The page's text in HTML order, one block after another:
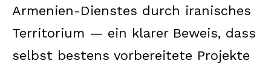
Armenien-Dienstes durch iranisches
Territorium — ein klarer Beweis, dass
selbst bestens vorbereitete Projekte